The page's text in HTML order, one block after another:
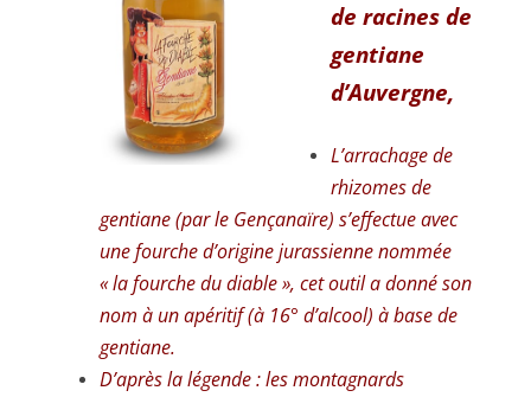
de racines de
gentiane
d’Auvergne,
L’arrachage de
rhizomes de
gentiane (par le Gençanaïre) s’effectue avec
une fourche d’origine jurassienne nommée
« la fourche du diable », cet outil a donné son
nom à un apéritif (à 16° d’alcool) à base de
gentiane.
D’après la légende : les montagnards